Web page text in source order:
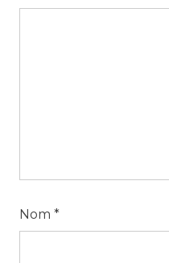
Nom *